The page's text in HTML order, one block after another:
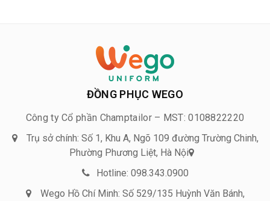
ĐỒNG PHỤC WEGO
Công ty Cổ phần Champtailor – MST: 0108822220
Trụ sở chính: Số 1, Khu A, Ngõ 109 đường Trường Chinh,
Phường Phương Liệt, Hà Nội
Hotline: 098.343.0900
Wego Hồ Chí Minh: Số 529/135 Huỳnh Văn Bánh,